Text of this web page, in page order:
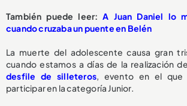
También puede leer:A Juan Daniel lo
cuando cruzaba un puente en Belén
La muerte del adolescente causa gran
cuando estamos a días de la realización
desfile de silleteros, evento en el que
participar en la categoría Junior.